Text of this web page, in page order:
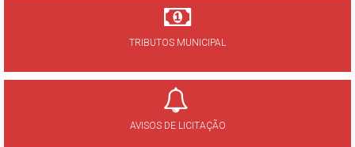
TRIBUTOS MUNICIPAL
AVISOS DE LICITAÇÃO